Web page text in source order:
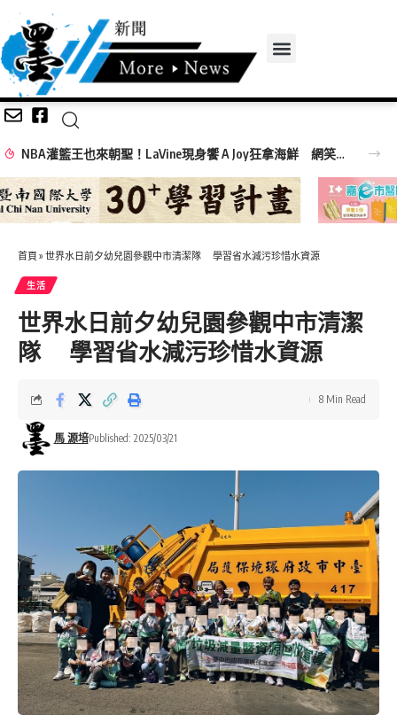
NBA灌籃王也來朝聖！LaVine現身饗 A Joy狂拿海鮮 網笑：吃飯免費看球星
首頁 » 世界水日前夕幼兒園參觀中市清潔隊 學習省水減污珍惜水資源
生活
世界水日前夕幼兒園參觀中市清潔
隊 學習省水減污珍惜水資源
馬 源培Published: 2025/03/21
8 Min Read